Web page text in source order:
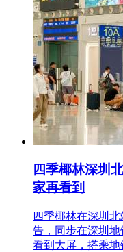
四季椰林深圳
家再看到
四季椰林在深圳
告，同步在深圳
看到大屏，搭乘